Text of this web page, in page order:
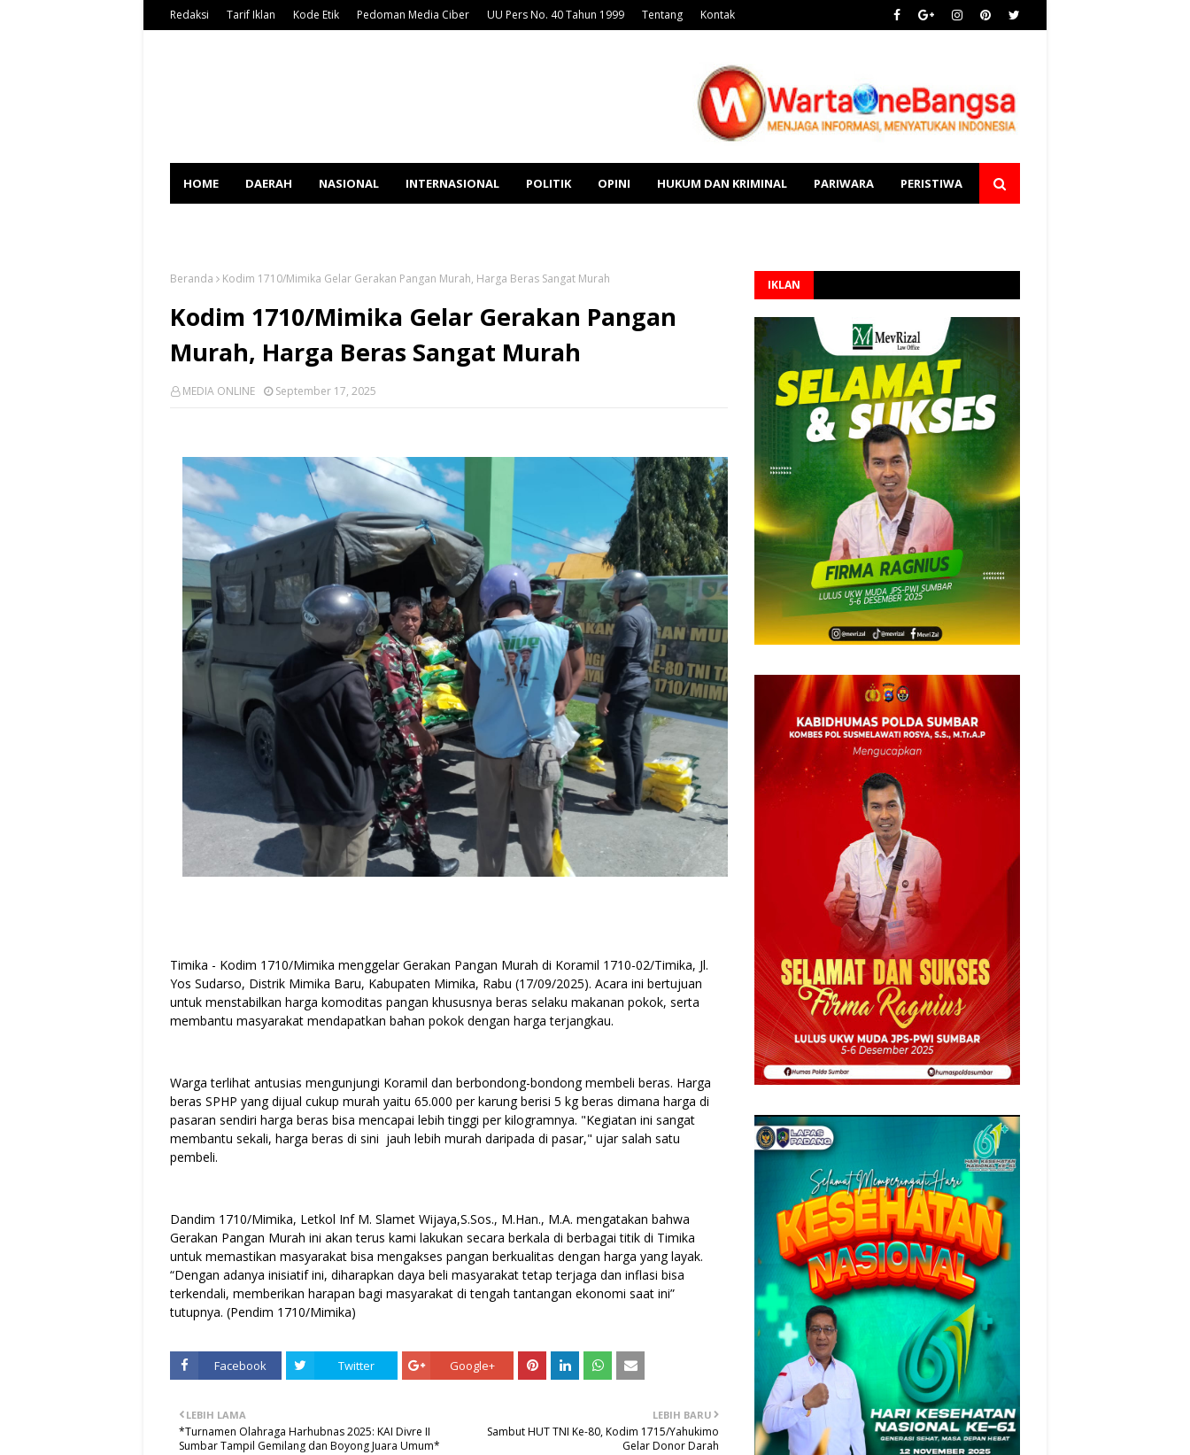
Redaksi Tarif Iklan Kode Etik Pedoman Media Ciber UU Pers No. 40 Tahun 1999 Tentang Kontak
HOME DAERAH NASIONAL INTERNASIONAL POLITIK OPINI HUKUM DAN KRIMINAL PARIWARA PERISTIWA
Beranda Kodim 1710/Mimika Gelar Gerakan Pangan Murah, Harga Beras Sangat Murah
Kodim 1710/Mimika Gelar Gerakan Pangan
Murah, Harga Beras Sangat Murah
MEDIA ONLINE September 17, 2025
Timika - Kodim 1710/Mimika menggelar Gerakan Pangan Murah di Koramil 1710-02/Timika, Jl.
Yos Sudarso, Distrik Mimika Baru, Kabupaten Mimika, Rabu (17/09/2025). Acara ini bertujuan
untuk menstabilkan harga komoditas pangan khususnya beras selaku makanan pokok, serta
membantu masyarakat mendapatkan bahan pokok dengan harga terjangkau.
Warga terlihat antusias mengunjungi Koramil dan berbondong-bondong membeli beras. Harga
beras SPHP yang dijual cukup murah yaitu 65.000 per karung berisi 5 kg beras dimana harga di
pasaran sendiri harga beras bisa mencapai lebih tinggi per kilogramnya. "Kegiatan ini sangat
membantu sekali, harga beras di sini jauh lebih murah daripada di pasar," ujar salah satu
pembeli.
Dandim 1710/Mimika, Letkol Inf M. Slamet Wijaya,S.Sos., M.Han., M.A. mengatakan bahwa
Gerakan Pangan Murah ini akan terus kami lakukan secara berkala di berbagai titik di Timika
untuk memastikan masyarakat bisa mengakses pangan berkualitas dengan harga yang layak.
“Dengan adanya inisiatif ini, diharapkan daya beli masyarakat tetap terjaga dan inflasi bisa
terkendali, memberikan harapan bagi masyarakat di tengah tantangan ekonomi saat ini”
tutupnya. (Pendim 1710/Mimika)
Facebook Twitter Google+
LEBIH BARU
Sambut HUT TNI Ke-80, Kodim 1715/Yahukimo
Gelar Donor Darah
LEBIH LAMA
*Turnamen Olahraga Harhubnas 2025: KAI Divre II
Sumbar Tampil Gemilang dan Boyong Juara Umum*
IKLAN